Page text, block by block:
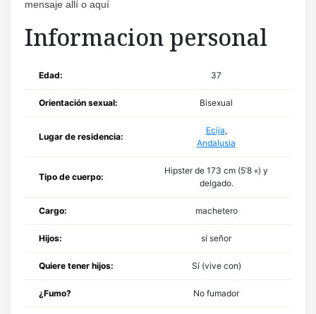
mensaje allí o aquí
Informacion personal
Edad: 37
Orientación sexual: Bisexual
Lugar de residencia:
Ecija,
Andalusia
Tipo de cuerpo:
Hipster de 173 cm (5’8 «) y
delgado.
Cargo: machetero
Hijos: sí señor
Quiere tener hijos: Sí (vive con)
¿Fumo? No fumador